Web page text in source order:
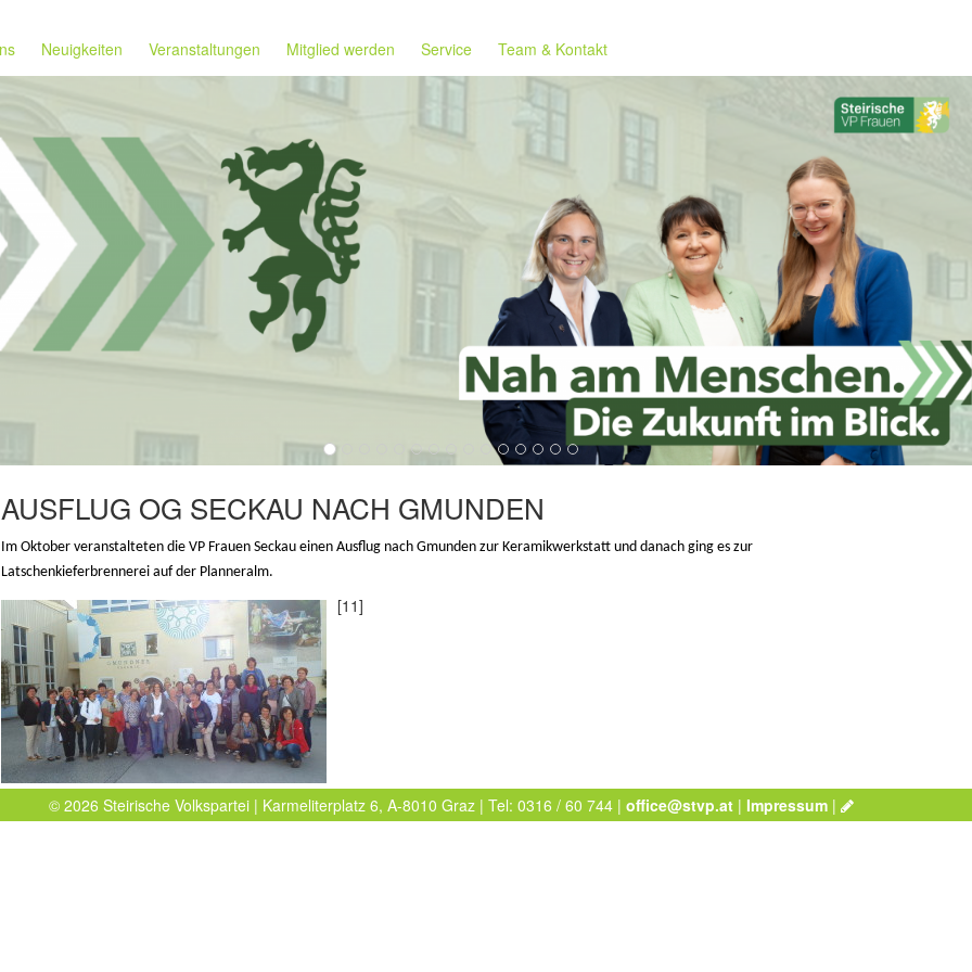
Neuigkeiten Veranstaltungen Mitglied werden Service Team & Kontakt
AUSFLUG OG SECKAU NACH GMUNDEN
Im Oktober veranstalteten die VP Frauen Seckau einen Ausflug nach Gmunden zur Keramikwerkstatt und danach ging es zur
Latschenkieferbrennerei auf der Planneralm.
[11]
© 2026 Steirische Volkspartei | Karmeliterplatz 6, A-8010 Graz | Tel: 0316 / 60 744 |office@stvp.at |Impressum |